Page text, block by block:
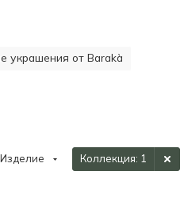
украшения от Barakà
Изделие Коллекция: 1